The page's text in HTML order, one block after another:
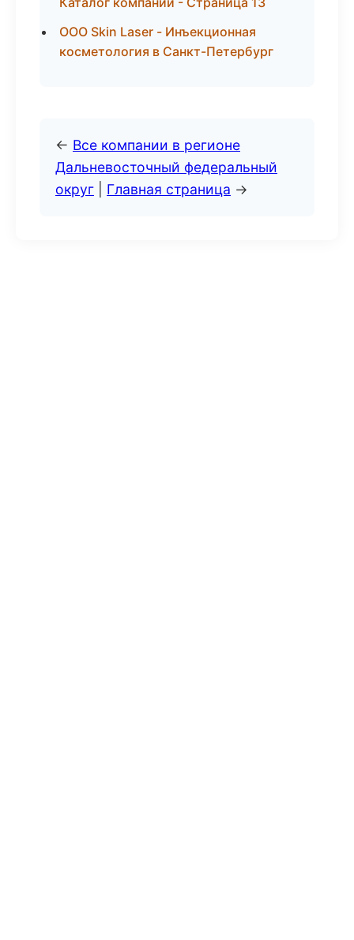
ООО Skin Laser - Инъекционная
косметология в Санкт-Петербург
← Все компании в регионе
Дальневосточный федеральный
округ
Главная страница →